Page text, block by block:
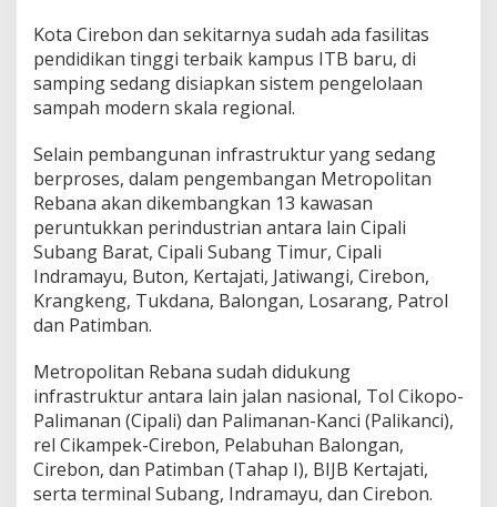
Kota Cirebon dan sekitarnya sudah ada fasilitas
pendidikan tinggi terbaik kampus ITB baru, di
samping sedang disiapkan sistem pengelolaan
sampah modern skala regional.
Selain pembangunan infrastruktur yang sedang
berproses, dalam pengembangan Metropolitan
Rebana akan dikembangkan 13 kawasan
peruntukkan perindustrian antara lain Cipali
Subang Barat, Cipali Subang Timur, Cipali
Indramayu, Buton, Kertajati, Jatiwangi, Cirebon,
Krangkeng, Tukdana, Balongan, Losarang, Patrol
dan Patimban.
Metropolitan Rebana sudah didukung
infrastruktur antara lain jalan nasional, Tol Cikopo-
Palimanan (Cipali) dan Palimanan-Kanci (Palikanci),
rel Cikampek-Cirebon, Pelabuhan Balongan,
Cirebon, dan Patimban (Tahap I), BIJB Kertajati,
serta terminal Subang, Indramayu, dan Cirebon.